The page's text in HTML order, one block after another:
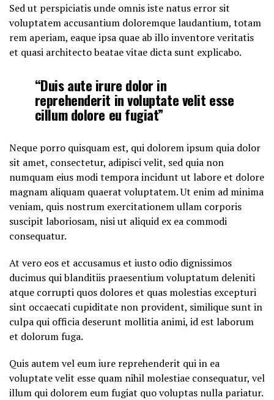
Sed ut perspiciatis unde omnis iste natus error sit
voluptatem accusantium doloremque laudantium, totam
rem aperiam, eaque ipsa quae ab illo inventore veritatis
et quasi architecto beatae vitae dicta sunt explicabo.
“Duis aute irure dolor in
reprehenderit in voluptate velit esse
cillum dolore eu fugiat”
Neque porro quisquam est, qui dolorem ipsum quia dolor
sit amet, consectetur, adipisci velit, sed quia non
numquam eius modi tempora incidunt ut labore et dolore
magnam aliquam quaerat voluptatem. Ut enim ad minima
veniam, quis nostrum exercitationem ullam corporis
suscipit laboriosam, nisi ut aliquid ex ea commodi
consequatur.
At vero eos et accusamus et iusto odio dignissimos
ducimus qui blanditiis praesentium voluptatum deleniti
atque corrupti quos dolores et quas molestias excepturi
sint occaecati cupiditate non provident, similique sunt in
culpa qui officia deserunt mollitia animi, id est laborum
et dolorum fuga.
Quis autem vel eum iure reprehenderit qui in ea
voluptate velit esse quam nihil molestiae consequatur, vel
illum qui dolorem eum fugiat quo voluptas nulla pariatur.